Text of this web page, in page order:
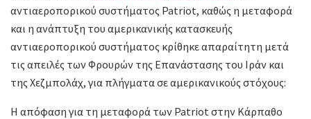
αντιαεροπορικού συστήματος Patriot, καθώς η μεταφορά
και η ανάπτυξη του αμερικανικής κατασκευής
αντιαεροπορικού συστήματος κρίθηκε απαραίτητη μετά
τις απειλές των Φρουρών της Επανάστασης του Ιράν και
της Χεζμπολάχ, για πλήγματα σε αμερικανικούς στόχους:
Η απόφαση για τη μεταφορά των Patriot στην Κάρπαθο